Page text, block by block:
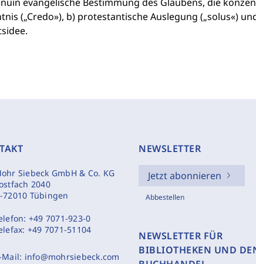
(„Credo»), b) protestantische Auslegung („solus«)
Siebeck GmbH & Co. KG
2040
72010 Tübingen
+49 7071-923-0
+49 7071-51104
Mail: info@mohrsiebeck.com
NEWSLETTER
Jetzt abonnieren
Abbestellen
NEWSLETTER FÜR
BIBLIOTHEKEN UND